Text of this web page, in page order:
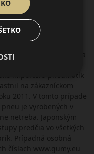
cenu o kategóriu
vodičov na
škále sa
limuzín a SUV je
vyrábajú v Japonsku a
s.r.o. (prevádzkovateľ
importéra pneumatík
na zákazníckom
2011. V tomto prípade
je vyrobených v
netreba. Japonským
predčia vo všetkých
Prípadná osobná
číslach www.gumy.eu